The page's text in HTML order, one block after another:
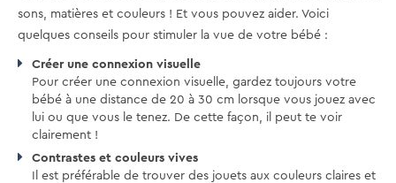
sons, matières et couleurs ! Et vous pouvez aider. Voici
quelques conseils pour stimuler la vue de votre bébé :
Créer une connexion visuelle
Pour créer une connexion visuelle, gardez toujours votre
bébé à une distance de 20 à 30 cm lorsque vous jouez avec
lui ou que vous le tenez. De cette façon, il peut te voir
clairement !
Contrastes et couleurs vives
Il est préférable de trouver des jouets aux couleurs claires et